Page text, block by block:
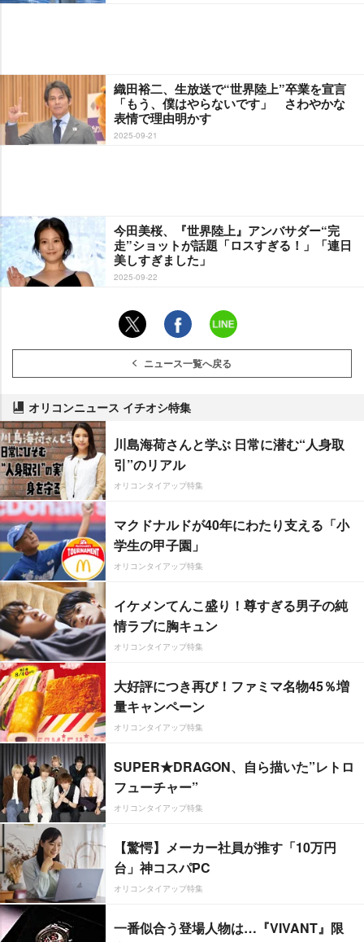
織田裕二、生放送で“世界陸上”卒業を宣言
「もう、僕はやらないです」 さわやかな
表情で理由明かす
2025-09-21
今田美桜、『世界陸上』アンバサダー“完
走”ショットが話題「ロスすぎる！」「連日
美しすぎました」
2025-09-22
ニュース一覧へ戻る
オリコンニュース イチオシ特集
川島海荷さんと学ぶ 日常に潜む“人身取
引”のリアル
オリコンタイアップ特集
マクドナルドが40年にわたり支える「小
学生の甲子園」
オリコンタイアップ特集
イケメンてんこ盛り！尊すぎる男子の純
情ラブに胸キュン
オリコンタイアップ特集
大好評につき再び！ファミマ名物45％増
量キャンペーン
オリコンタイアップ特集
SUPER★DRAGON、自ら描いた”レトロ
フューチャー”
オリコンタイアップ特集
【驚愕】メーカー社員が推す「10万円
台」神コスパPC
オリコンタイアップ特集
一番似合う登場人物は…『VIVANT』限